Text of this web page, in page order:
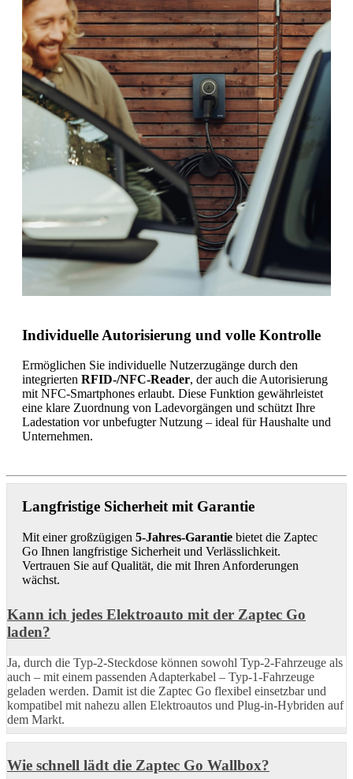
Individuelle Autorisierung und volle Kontrolle
Ermöglichen Sie individuelle Nutzerzugänge durch den
integrierten RFID-/NFC-Reader, der auch die Autorisierung
mit NFC-Smartphones erlaubt. Diese Funktion gewährleistet
eine klare Zuordnung von Ladevorgängen und schützt Ihre
Ladestation vor unbefugter Nutzung – ideal für Haushalte und
Unternehmen.
Langfristige Sicherheit mit Garantie
Mit einer großzügigen 5-Jahres-Garantie bietet die Zaptec
Go Ihnen langfristige Sicherheit und Verlässlichkeit.
Vertrauen Sie auf Qualität, die mit Ihren Anforderungen
wächst.
Kann ich jedes Elektroauto mit der Zaptec Go
laden?
Ja, durch die Typ-2-Steckdose können sowohl Typ-2-Fahrzeuge als
auch – mit einem passenden Adapterkabel – Typ-1-Fahrzeuge
geladen werden. Damit ist die Zaptec Go flexibel einsetzbar und
kompatibel mit nahezu allen Elektroautos und Plug-in-Hybriden auf
dem Markt.
Wie schnell lädt die Zaptec Go Wallbox?